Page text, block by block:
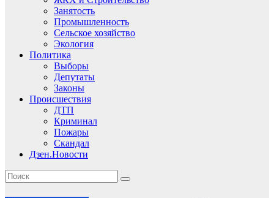
Занятость
Промышленность
Сельское хозяйство
Экология
Политика
Выборы
Депутаты
Законы
Происшествия
ДТП
Криминал
Пожары
Скандал
Дзен.Новости